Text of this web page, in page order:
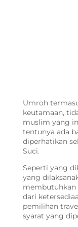
Umroh
keutamaan,
muslim yang
tentunya ada
diperhatikan
Suci.
Seperti yang
yang
membutuhkan
dari
pemilihan
syarat yang